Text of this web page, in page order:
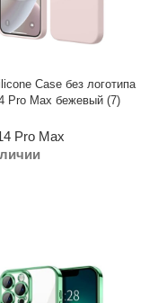
Case без логотипа
Pro Max бежевый (7)
Pro Max